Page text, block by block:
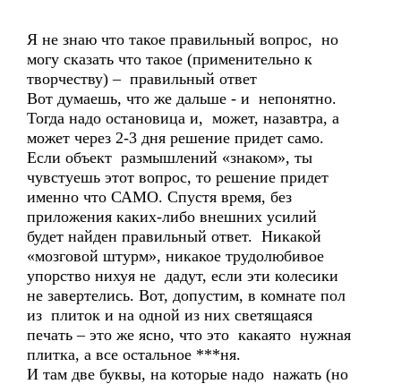
Я не знаю что такое правильный вопрос, но
могу сказать что такое (применительно к
творчеству) – правильный ответ
Вот думаешь, что же дальше - и непонятно.
Тогда надо остановица и, может, назавтра, а
может через 2-3 дня решение придет само.
Если объект размышлений «знаком», ты
чувстуешь этот вопрос, то решение придет
именно что САМО. Спустя время, без
приложения каких-либо внешних усилий
будет найден правильный ответ. Никакой
«мозговой штурм», никакое трудолюбивое
упорство нихуя не дадут, если эти колесики
не завертелись. Вот, допустим, в комнате пол
из плиток и на одной из них светящаяся
печать – это же ясно, что это какаято нужная
плитка, а все остальное ***ня.
И там две буквы, на которые надо нажать (но